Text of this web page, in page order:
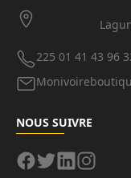
225 01 41 43 96
NOUS SUIVRE